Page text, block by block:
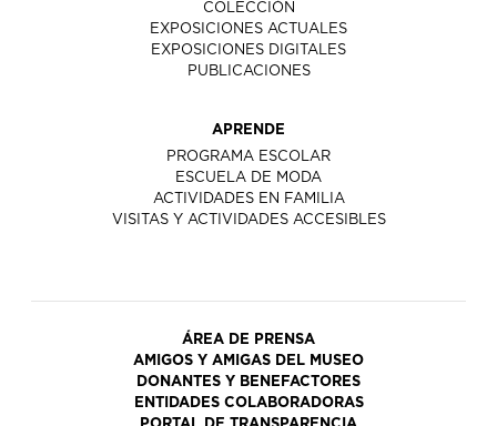
COLECCIÓN
EXPOSICIONES ACTUALES
EXPOSICIONES DIGITALES
PUBLICACIONES
APRENDE
PROGRAMA ESCOLAR
ESCUELA DE MODA
ACTIVIDADES EN FAMILIA
VISITAS Y ACTIVIDADES ACCESIBLES
ÁREA DE PRENSA
AMIGOS Y AMIGAS DEL MUSEO
DONANTES Y BENEFACTORES
ENTIDADES COLABORADORAS